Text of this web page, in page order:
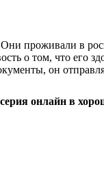
проживали в
о том, что
он
онлайн в